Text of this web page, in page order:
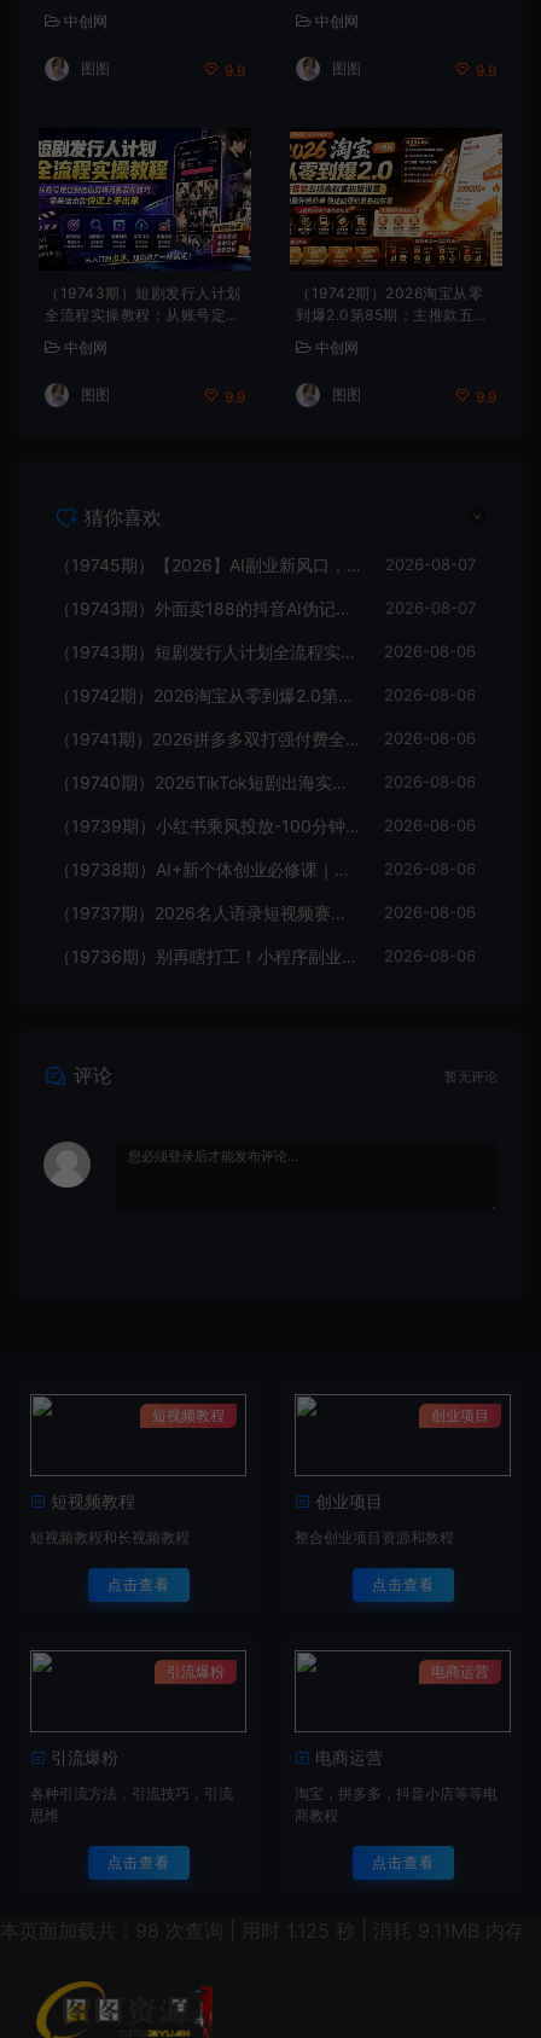
派单，0门槛直接干
中创网
图图 9.9
略；从选题到发布十一大环节
拆解，零基础也能做出高流量
真实感内容
中创网
图图 9.9
（19743期）短剧发行人计划
全流程实操教程；从账号定位
基础也能快速上手出单
中创网
图图 9.9
（19742期）2026淘宝从零
到爆2.0第85期；主推款五项
秒单快速破零积累基础权重
中创网
图图 9.9
猜你喜欢
（19745期）【2026】AI副业新风口，一单500+，全程派单，0门槛直接干 2026-08-07
（19743期）外面卖188的抖音AI伪记录片赛道掘金全攻略；从选题到发布十一大环节拆解，零基础也能做出高流量真实感内容 2026-08-07
（19743期）短剧发行人计划全流程实操教程；从账号定位到选剧剪辑再到发布技巧，零基础也能快速上手出单 2026-08-06
（19742期）2026淘宝从零到爆2.0第85期；主推款五项高权重初始设置，改销量评晒秒单快速破零积累基础权重 2026-08-06
（19741期）2026拼多多双打强付费全攻略-62期；成本推广加托管双剑合璧，系统讲解7种付费玩法优劣势与选择策略 2026-08-06
（19740期）2026TikTok短剧出海实战课：IAA广告分账×IAP付费变现×账号搭建×平台规则×双轨爆发×回款全流程 2026-08-06
（19739期）小红书乘风投放-100分钟实操课｜开户返点·标准投搭建·莱卡定向，新店建模撬动笔记自然流量全套教学 2026-08-06
（19738期）AI+新个体创业必修课｜道法术器｜商业逻辑·小红书流量·AI智能体｜低成本打造个人变现小生意全套教学 2026-08-06
（19737期）2026名人语录短视频赛道全攻略；从文案撰写到声音克隆部署，系统掌握涨粉变现双赢制作技术 2026-08-06
（19736期）别再瞎打工！小程序副业每天稳定躺赚200+ 2026-08-06
评论 暂无评论
短视频教程
短视频教程
短视频教程和长视频教程
点击查看
创业项目
创业项目
整合创业项目资源和教程
点击查看
引流爆粉
引流爆粉
各种引流方法，引流技巧，引流
思维
点击查看
电商运营
电商运营
淘宝，拼多多，抖音小店等等电
商教程
点击查看
本页面加载共：98 次查询 | 用时 1.125 秒 | 消耗 9.11MB 内存